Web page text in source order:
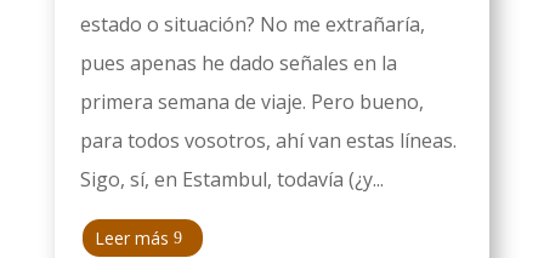
estado o situación? No me extrañaría,
pues apenas he dado señales en la
primera semana de viaje. Pero bueno,
para todos vosotros, ahí van estas líneas.
Sigo, sí, en Estambul, todavía (¿y...
Leer más